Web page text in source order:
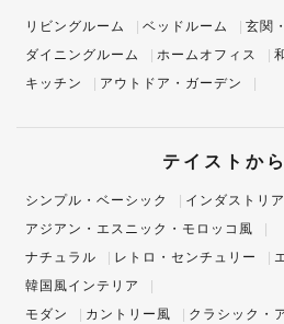
リビングルーム ベッドルーム
玄関
ダイニングルーム
ホームオフィス
キッチン
アウトドア・ガーデン
テイストか
シンプル・ベーシック インダストリ
アジアン・エスニック・モロッコ風
ナチュラル
レトロ・センチュリー
韓国風インテリア
モダン
カントリー風
クラシック・